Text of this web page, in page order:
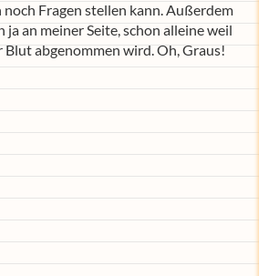
Fragen stellen kann. Außerdem
ja an meiner Seite, schon alleine weil
Blut abgenommen wird. Oh, Graus!